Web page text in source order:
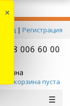
Вход | Регистрация
778 006 60 00
Корзина
корзина пуста
×